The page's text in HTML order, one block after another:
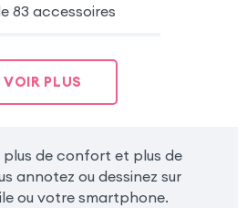
83 accessoires
VOIR PLUS
de confort et plus de
annotez ou dessinez sur
ou votre smartphone.